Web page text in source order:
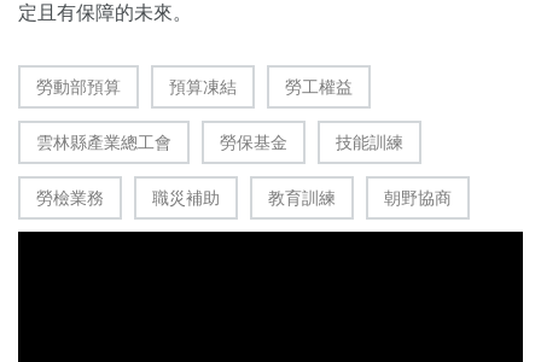
定且有保障的未來。
勞動部預算 預算凍結 勞工權益
雲林縣產業總工會 勞保基金 技能訓練
勞檢業務 職災補助 教育訓練 朝野協商